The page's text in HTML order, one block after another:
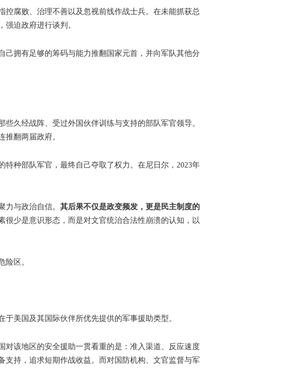
腐败、治理不善以及忽视前线作战士兵。在未能抓获总
迫政府进行谈判。
己拥有足够的筹码与能力推翻国家元首，并向军队其他分
些久经战阵、受过外国伙伴训练与支持的部队军官领导。
推翻两届政府。
种部队军官，最终自己夺取了权力。在尼日尔，2023年
与政治自信。 其后果不仅是政变频发，更是民主制度的
很少是意识形态，而是对文官统治合法性崩溃的认知，以
险区。
美国及其国际伙伴所优先提供的军事援助类型。
该地区的安全援助一贯看重的是：准入渠道、反应速度
持，追求短期作战收益。而对国防机构、文官监督与军